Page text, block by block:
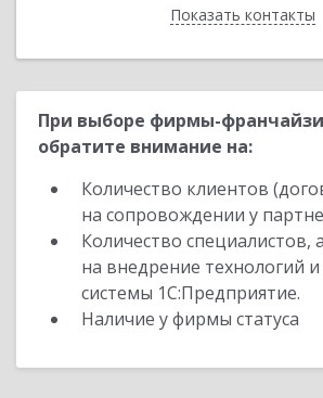
Показать контакты
Назад
При выборе фирмы-
обратите внимание на:
Количество клиентов
на сопровождении у
Количество специалистов,
на внедрение технологий
системы 1С:Предприятие.
Наличие у фирмы статуса